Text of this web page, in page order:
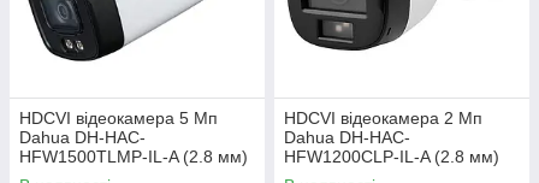
HDCVI відеокамера 5 Мп
Dahua DH-HAC-
HFW1500TLMP-IL-A (2.8 мм)
HDCVI відеокамера 2 Мп
Dahua DH-HAC-
HFW1200CLP-IL-A (2.8 мм)